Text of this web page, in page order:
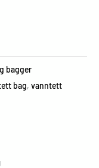
bagger
bag, vanntett